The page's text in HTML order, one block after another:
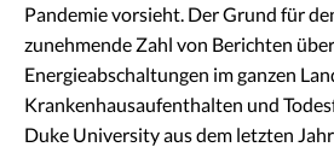
Pandemie vorsieht. Der Grund für
zunehmende Zahl von Berichten
Energieabschaltungen im ganzen
Krankenhausaufenthalten und
Duke University aus dem letzten